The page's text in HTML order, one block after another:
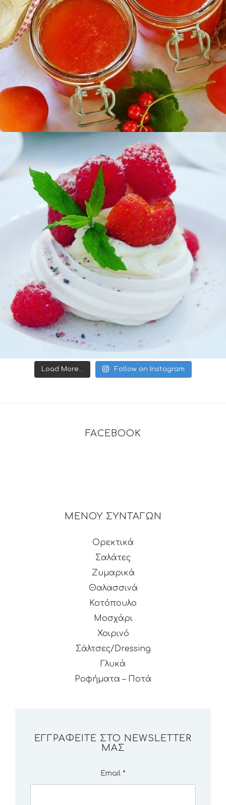
Load More... Follow on Instagram
FACEBOOK
ΜΕΝΟΥ ΣΥΝΤΑΓΩΝ
Ορεκτικά
Σαλάτες
Ζυμαρικά
Θαλασσινά
Κοτόπουλο
Μοσχάρι
Χοιρινό
Σάλτσες/Dressing
Γλυκά
Ροφήματα – Ποτά
ΕΓΓΡΑΦΕΊΤΕ ΣΤΟ NEWSLETTER
ΜΑΣ
Email *